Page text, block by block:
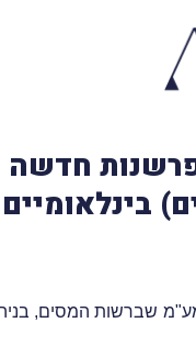
בינלאומיים
שברשות המסים,